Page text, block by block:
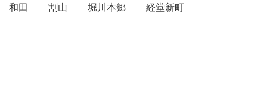
和田
割山 堀川本郷 経堂新町